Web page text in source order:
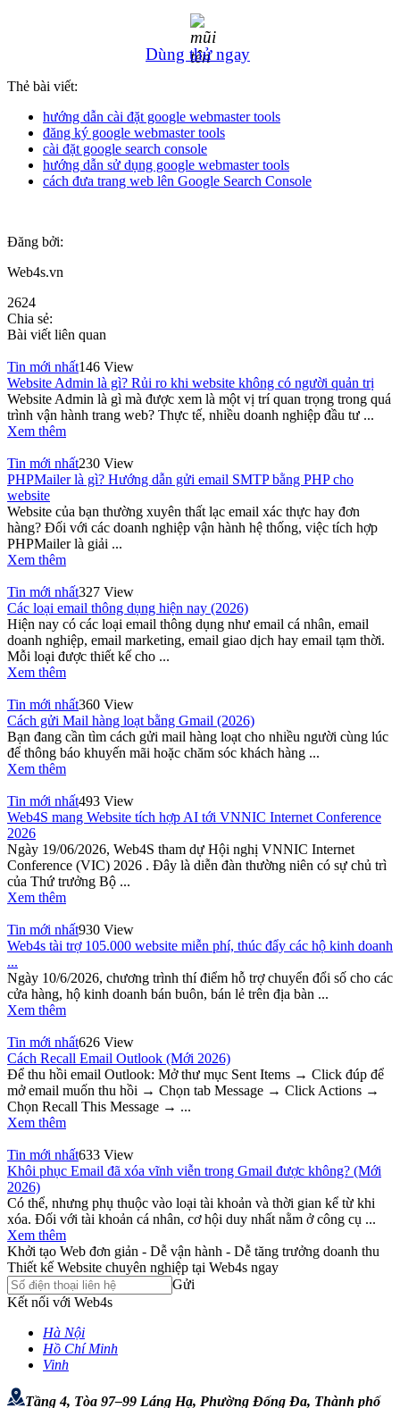
Dùng thử ngay
Thẻ bài viết:
hướng dẫn cài đặt google webmaster tools
đăng ký google webmaster tools
cài đặt google search console
hướng dẫn sử dụng google webmaster tools
cách đưa trang web lên Google Search Console
Đăng bởi:
Web4s.vn
2624
Chia sẻ:
Bài viết liên quan
Tin mới nhất146 View
Website Admin là gì? Rủi ro khi website không có người quản trị
Website Admin là gì mà được xem là một vị trí quan trọng trong quá
trình vận hành trang web? Thực tế, nhiều doanh nghiệp đầu tư ...
Xem thêm
Tin mới nhất230 View
PHPMailer là gì? Hướng dẫn gửi email SMTP bằng PHP cho
website
Website của bạn thường xuyên thất lạc email xác thực hay đơn
hàng? Đối với các doanh nghiệp vận hành hệ thống, việc tích hợp
PHPMailer là giải ...
Xem thêm
Tin mới nhất327 View
Các loại email thông dụng hiện nay (2026)
Hiện nay có các loại email thông dụng như email cá nhân, email
doanh nghiệp, email marketing, email giao dịch hay email tạm thời.
Mỗi loại được thiết kế cho ...
Xem thêm
Tin mới nhất360 View
Cách gửi Mail hàng loạt bằng Gmail (2026)
Bạn đang cần tìm cách gửi mail hàng loạt cho nhiều người cùng lúc
để thông báo khuyến mãi hoặc chăm sóc khách hàng ...
Xem thêm
Tin mới nhất493 View
Web4S mang Website tích hợp AI tới VNNIC Internet Conference
2026
Ngày 19/06/2026, Web4S tham dự Hội nghị VNNIC Internet
Conference (VIC) 2026 . Đây là diễn đàn thường niên có sự chủ trì
của Thứ trưởng Bộ ...
Xem thêm
Tin mới nhất930 View
Web4s tài trợ 105.000 website miễn phí, thúc đẩy các hộ kinh doanh
...
Ngày 10/6/2026, chương trình thí điểm hỗ trợ chuyển đổi số cho các
cửa hàng, hộ kinh doanh bán buôn, bán lẻ trên địa bàn ...
Xem thêm
Tin mới nhất626 View
Cách Recall Email Outlook (Mới 2026)
Để thu hồi email Outlook: Mở thư mục Sent Items → Click đúp để
mở email muốn thu hồi → Chọn tab Message → Click Actions →
Chọn Recall This Message → ...
Xem thêm
Tin mới nhất633 View
Khôi phục Email đã xóa vĩnh viễn trong Gmail được không? (Mới
2026)
Có thể, nhưng phụ thuộc vào loại tài khoản và thời gian kể từ khi
xóa. Đối với tài khoản cá nhân, cơ hội duy nhất nằm ở công cụ ...
Xem thêm
Khởi tạo Web đơn giản - Dễ vận hành - Dễ tăng trưởng doanh thu
Thiết kế Website chuyên nghiệp tại Web4s ngay
Gửi
Kết nối với Web4s
Hà Nội
Hồ Chí Minh
Vinh
Tầng 4, Tòa 97–99 Láng Hạ, Phường Đống Đa, Thành phố